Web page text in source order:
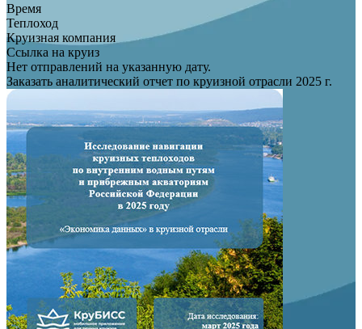
Время
Теплоход
Круизная компания
Ссылка на круиз
Нет отправлений на указанную дату.
Заказать аналитический отчет по круизной отрасли 2025 г.